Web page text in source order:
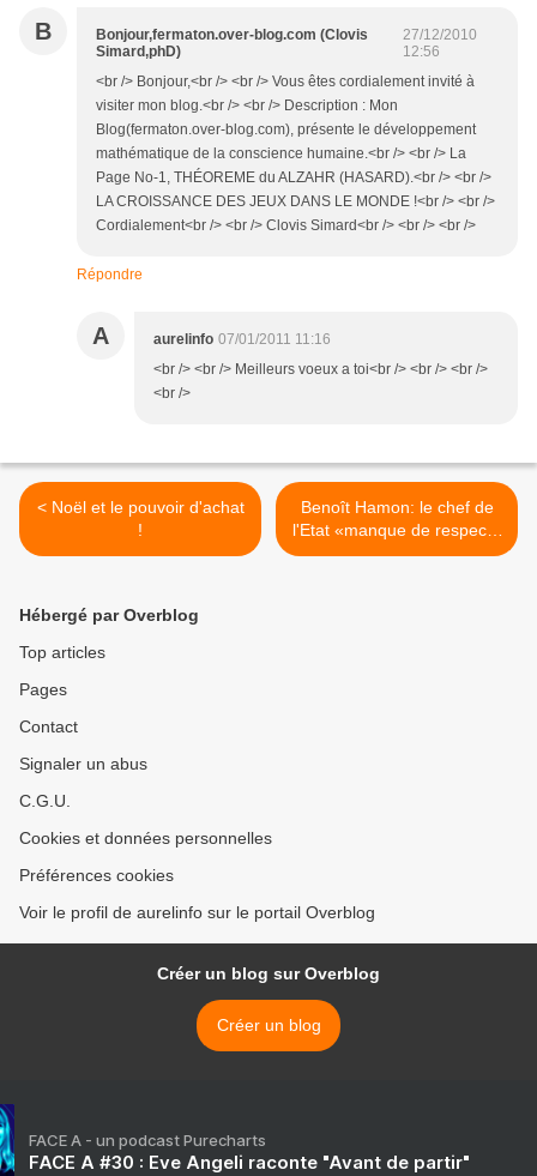
B
Bonjour,fermaton.over-blog.com (Clovis
Simard,phD)
27/12/2010
12:56
<br /> Bonjour,<br /> <br /> Vous êtes cordialement invité à
visiter mon blog.<br /> <br /> Description : Mon
Blog(fermaton.over-blog.com), présente le développement
mathématique de la conscience humaine.<br /> <br /> La
Page No-1, THÉOREME du ALZAHR (HASARD).<br /> <br />
LA CROISSANCE DES JEUX DANS LE MONDE !<br /> <br />
Cordialement<br /> <br /> Clovis Simard<br /> <br /> <br />
Répondre
A aurelinfo 07/01/2011 11:16
<br /> <br /> Meilleurs voeux a toi<br /> <br /> <br />
<br />
< Noël et le pouvoir d'achat
!
Benoît Hamon: le chef de
l'Etat «manque de respect»
envers les Français >
Hébergé par Overblog
Top articles
Pages
Contact
Signaler un abus
C.G.U.
Cookies et données personnelles
Préférences cookies
Voir le profil de aurelinfo sur le portail Overblog
Créer un blog sur Overblog
Créer un blog
FACE A - un podcast Purecharts
FACE A #30 : Eve Angeli raconte "Avant de partir"